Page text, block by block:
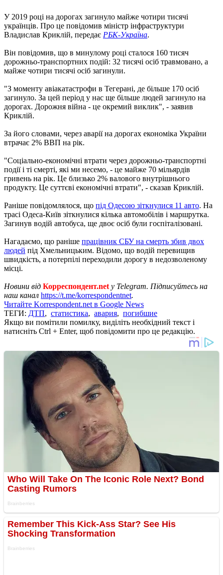
У 2019 році на дорогах загинуло майже чотири тисячі
українців. Про це повідомив міністр інфраструктури
Владислав Криклій, передає РБК-Україна.
Він повідомив, що в минулому році сталося 160 тисяч
дорожньо-транспортних подій: 32 тисячі осіб травмовано, а
майже чотири тисячі осіб загинули.
"З моменту авіакатастрофи в Тегерані, де більше 170 осіб
загинуло. За цей період у нас ще більше людей загинуло на
дорогах. Дорожня війна - це окремий виклик", - заявив
Криклій.
За його словами, через аварії на дорогах економіка України
втрачає 2% ВВП на рік.
"Соціально-економічні втрати через дорожньо-транспортні
події і ті смерті, які ми несемо, - це майже 70 мільярдів
гривень на рік. Це близько 2% валового внутрішнього
продукту. Це суттєві економічні втрати", - сказав Криклій.
Раніше повідомлялося, що під Одесою зіткнулися 11 авто. На
трасі Одеса-Київ зіткнулися кілька автомобілів і маршрутка.
Загинув водій автобуса, ще двоє осіб були госпіталізовані.
Нагадаємо, що раніше працівник СБУ на смерть збив двох
людей під Хмельницьким. Відомо, що водій перевищив
швидкість, а потерпілі переходили дорогу в недозволеному
місці.
Новини від Корреспондент.net у Telegram. Підписуйтесь на
наш канал https://t.me/korrespondentnet.
Читайте Korrespondent.net в Google News
ТЕГИ: ДТП, статистика, авария, погибшие
Якщо ви помітили помилку, виділіть необхідний текст і
натисніть Ctrl + Enter, щоб повідомити про це редакцію.